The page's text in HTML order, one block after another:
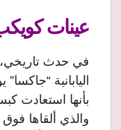
عينات
في حدث
والذي ألقاها